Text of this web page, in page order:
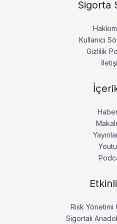
Sigorta
Kullanıcı
Gizlilik
Risk Yönetimi
Sigortalı